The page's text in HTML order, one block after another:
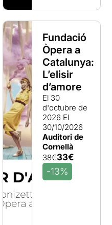
Fundació
Òpera a
Catalunya:
L’elisir
d’amore
El 30
d'octubre de
2026 El
30/10/2026
Auditori de
Cornellà
38€33€
-13%